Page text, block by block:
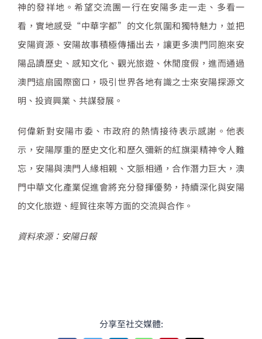
神的發祥地。希望交流團一行在安陽多走一走、多看一
看，實地感受“中華字都”的文化氛圍和獨特魅力，並把
安陽資源、安陽故事積極傳播出去，讓更多澳門同胞來安
陽品讀歷史、感知文化、觀光旅遊、休閒度假，進而通過
澳門這扇國際窗口，吸引世界各地有識之士來安陽探源文
明、投資興業、共謀發展。
何偉新對安陽市委、市政府的熱情接待表示感謝。他表
示，安陽厚重的歷史文化和歷久彌新的紅旗渠精神令人難
忘，安陽與澳門人緣相親、文脈相通，合作潛力巨大，澳
門中華文化產業促進會將充分發揮優勢，持續深化與安陽
的文化旅遊、經貿往來等方面的交流與合作。
資料來源：安陽日報
分享至社交媒體: